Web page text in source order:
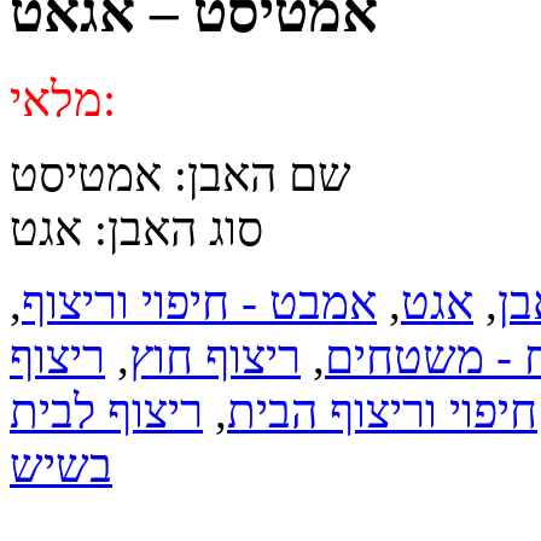
אמטיסט – אגאט
מלאי:
שם האבן: אמטיסט
סוג האבן: אגט
, אגט, אמבט - חיפוי וריצוף,
- משטחים, ריצוף חוץ, ריצוף
חיפוי וריצוף הבית, ריצוף לבית
בשיש